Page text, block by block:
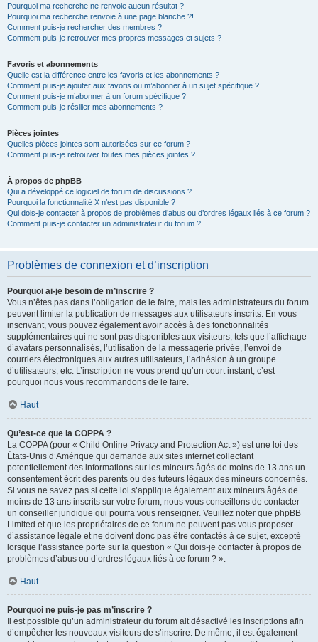
Pourquoi ma recherche ne renvoie aucun résultat ?
Pourquoi ma recherche renvoie à une page blanche ?!
Comment puis-je rechercher des membres ?
Comment puis-je retrouver mes propres messages et sujets ?
Favoris et abonnements
Quelle est la différence entre les favoris et les abonnements ?
Comment puis-je ajouter aux favoris ou m’abonner à un sujet spécifique ?
Comment puis-je m’abonner à un forum spécifique ?
Comment puis-je résilier mes abonnements ?
Pièces jointes
Quelles pièces jointes sont autorisées sur ce forum ?
Comment puis-je retrouver toutes mes pièces jointes ?
À propos de phpBB
Qui a développé ce logiciel de forum de discussions ?
Pourquoi la fonctionnalité X n’est pas disponible ?
Qui dois-je contacter à propos de problèmes d’abus ou d’ordres légaux liés à ce forum ?
Comment puis-je contacter un administrateur du forum ?
Problèmes de connexion et d’inscription
Pourquoi ai-je besoin de m’inscrire ?
Vous n’êtes pas dans l’obligation de le faire, mais les administrateurs du forum
peuvent limiter la publication de messages aux utilisateurs inscrits. En vous
inscrivant, vous pouvez également avoir accès à des fonctionnalités
supplémentaires qui ne sont pas disponibles aux visiteurs, tels que l’affichage
d’avatars personnalisés, l’utilisation de la messagerie privée, l’envoi de
courriers électroniques aux autres utilisateurs, l’adhésion à un groupe
d’utilisateurs, etc. L’inscription ne vous prend qu’un court instant, c’est
pourquoi nous vous recommandons de le faire.
Haut
Qu’est-ce que la COPPA ?
La COPPA (pour « Child Online Privacy and Protection Act ») est une loi des
États-Unis d’Amérique qui demande aux sites internet collectant
potentiellement des informations sur les mineurs âgés de moins de 13 ans un
consentement écrit des parents ou des tuteurs légaux des mineurs concernés.
Si vous ne savez pas si cette loi s’applique également aux mineurs âgés de
moins de 13 ans inscrits sur votre forum, nous vous conseillons de contacter
un conseiller juridique qui pourra vous renseigner. Veuillez noter que phpBB
Limited et que les propriétaires de ce forum ne peuvent pas vous proposer
d’assistance légale et ne doivent donc pas être contactés à ce sujet, excepté
lorsque l’assistance porte sur la question « Qui dois-je contacter à propos de
problèmes d’abus ou d’ordres légaux liés à ce forum ? ».
Haut
Pourquoi ne puis-je pas m’inscrire ?
Il est possible qu’un administrateur du forum ait désactivé les inscriptions afin
d’empêcher les nouveaux visiteurs de s’inscrire. De même, il est également